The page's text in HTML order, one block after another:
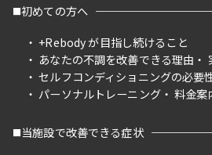
初めての方へ
+Rebody が目指し続けること
あなたの不調を改善できる理由
セルフコンディショニングの必要
パーソナルトレーニング
料金案
当施設で改善できる症状